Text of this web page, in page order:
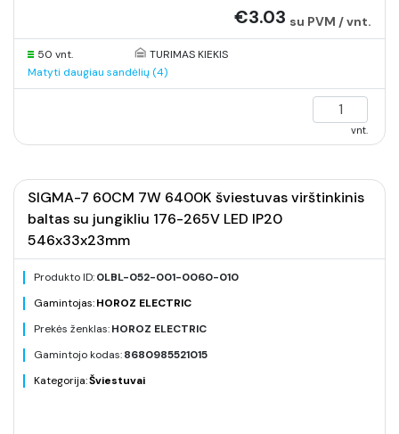
€3.03 su PVM / vnt.
50 vnt.
TURIMAS KIEKIS
Matyti daugiau sandėlių (4)
vnt.
SIGMA-7 60CM 7W 6400K šviestuvas virštinkinis
baltas su jungikliu 176-265V LED IP20
546x33x23mm
Produkto ID:0LBL-052-001-0060-010
Gamintojas:HOROZ ELECTRIC
Prekės ženklas:HOROZ ELECTRIC
Gamintojo kodas:8680985521015
Kategorija:Šviestuvai